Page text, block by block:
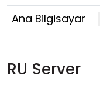
Ana Bilgisayar
RU Server